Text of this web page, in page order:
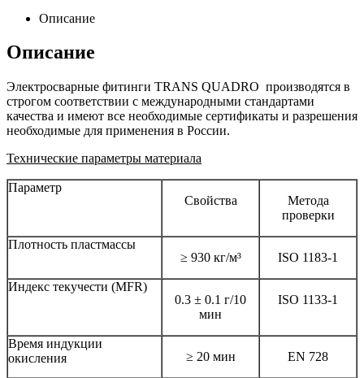
Описание
Описание
Электросварные фитинги TRANS QUADRO производятся в
строгом соответствии с международными стандартами
качества и имеют все необходимые сертификаты и разрешения
необходимые для применения в России.
Технические параметры материала
Параметр
Свойства
Метода
проверки
Плотность пластмассы
≥ 930 кг/м³
ISO 1183-1
Индекс текучести (MFR)
0.3 ± 0.1 г/10
мин
ISO 1133-1
Время индукции
окисления
≥ 20 мин EN 728